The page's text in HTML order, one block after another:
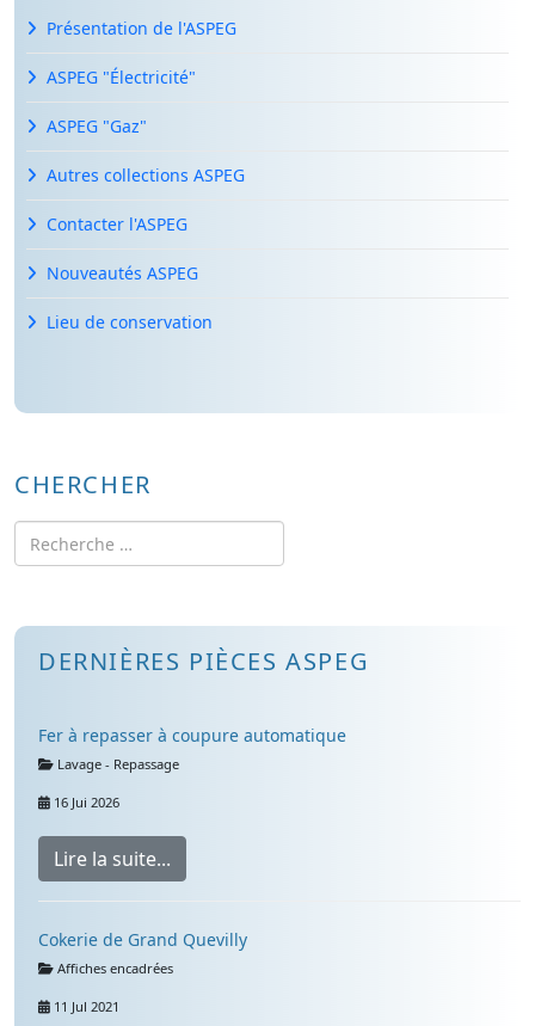
Présentation de l'ASPEG
ASPEG "Électricité"
ASPEG "Gaz"
Autres collections ASPEG
Contacter l'ASPEG
Nouveautés ASPEG
Lieu de conservation
CHERCHER
Rechercher
DERNIÈRES PIÈCES ASPEG
Fer à repasser à coupure automatique
Détails
Lavage - Repassage
16 Jui 2026
Lire la suite...
Cokerie de Grand Quevilly
Détails
Affiches encadrées
11 Jul 2021